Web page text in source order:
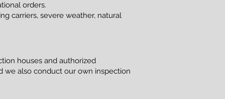
orders.
carriers, severe weather, natural
houses and authorized
we also conduct our own inspection